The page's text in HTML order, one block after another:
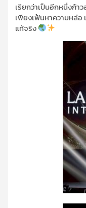
เรียกว่าเป็นอีกหนึ่งก้า
เพียงเฟ้นหาความหล่อ
แท้จริง